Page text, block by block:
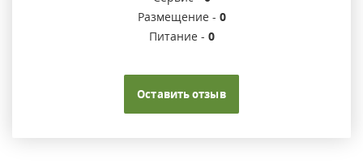
Размещение - 0
Питание - 0
Оставить отзыв